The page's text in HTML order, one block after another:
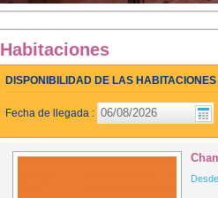
Habitaciones
DISPONIBILIDAD DE LAS HABITACIONES
Fecha de llegada :
Desde